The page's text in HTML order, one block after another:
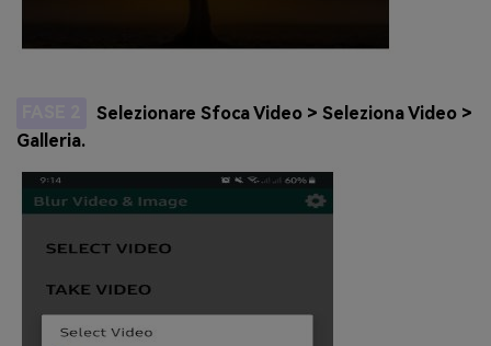
Selezionare Sfoca Video > Seleziona Video >
Galleria.